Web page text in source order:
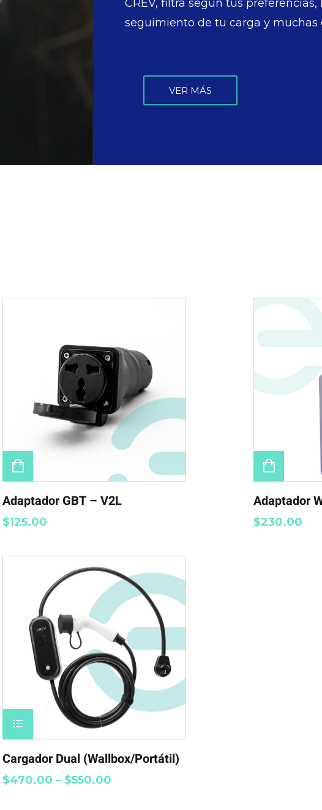
CREV, filtra según tus preferencias,
seguimiento de tu carga y muchas
VER MÁS
Adaptador GBT – V2L
$125.00
Adaptador
$230.00
Cargador Dual (Wallbox/Portátil)
$470.00 – $550.00